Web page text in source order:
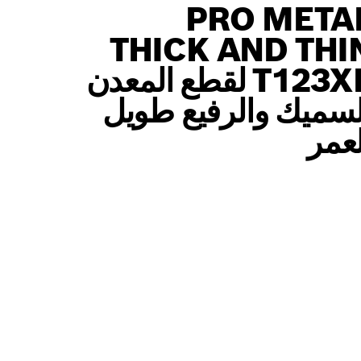
PRO
THICK AND
T123XF لقطع المعدن
والرفيع طويل